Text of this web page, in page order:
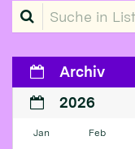
Suche in Liste
Archiv
2026
Jan Feb